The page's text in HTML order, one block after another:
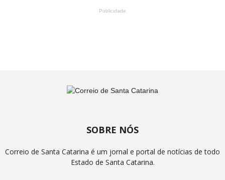
Publicidade
SOBRE NÓS
Correio de Santa Catarina é um jornal e portal de notícias de todo
Estado de Santa Catarina.